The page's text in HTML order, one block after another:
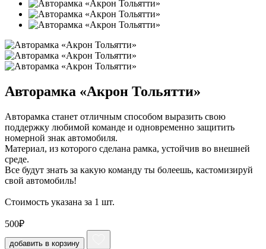
Авторамка «Акрон Тольятти»‎
Авторамка станет отличным способом выразить свою
поддержку любимой команде и одновременно защитить
номерной знак автомобиля.
Материал, из которого сделана рамка, устойчив во внешней
среде.
Все будут знать за какую команду ты болеешь, кастомизируй
свой автомобиль!
Стоимость указана за 1 шт.
500₽
добавить в корзину